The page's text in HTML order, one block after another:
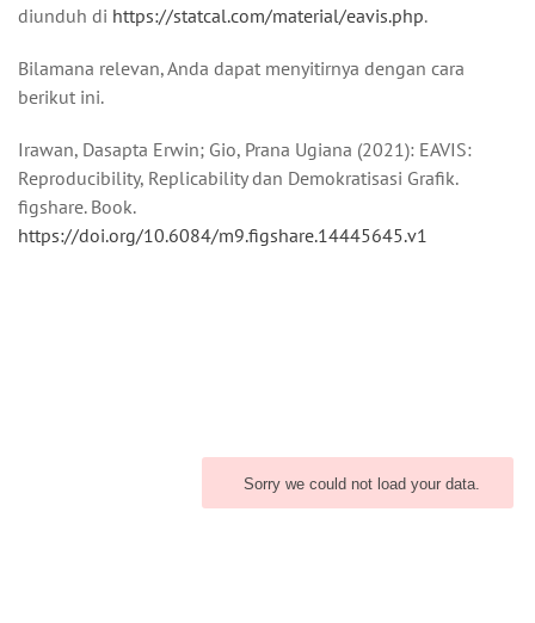
diunduh di https://statcal.com/material/eavis.php.
Bilamana relevan, Anda dapat menyitirnya dengan cara
berikut ini.
Irawan, Dasapta Erwin; Gio, Prana Ugiana (2021): EAVIS:
Reproducibility, Replicability dan Demokratisasi Grafik.
figshare. Book.
https://doi.org/10.6084/m9.figshare.14445645.v1